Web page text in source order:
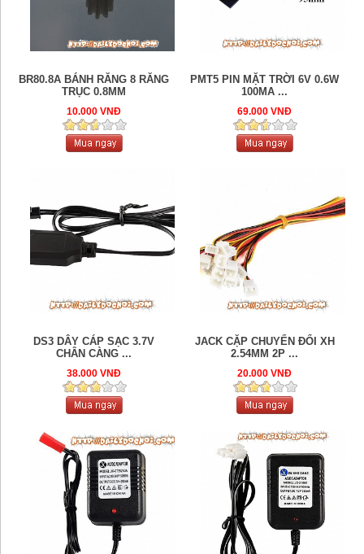
BR80.8A BÁNH RĂNG 8 RĂNG
TRỤC 0.8MM
10.000 VNĐ
PMT5 PIN MẶT TRỜI 6V 0.6W
100MA ...
69.000 VNĐ
DS3 DÂY CÁP SẠC 3.7V
CHÂN CÀNG ...
38.000 VNĐ
JACK CẶP CHUYỂN ĐỔI XH
2.54MM 2P ...
20.000 VNĐ